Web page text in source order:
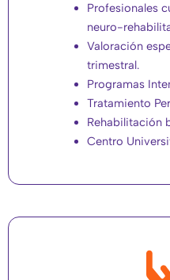
Profesionales
neuro-
Valoración
trimestral.
Programas
Tratamiento
Rehabilitación
Centro